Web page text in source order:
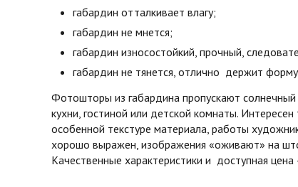
габардин отталкивает влагу;
габардин не мнется;
габардин износостойкий, прочный,
габардин не тянется, отлично держит
Фотошторы из габардина пропускают
кухни, гостиной или детской комнаты.
особенной текстуре материала, работы
хорошо выражен, изображения «оживают» на
Качественные характеристики и доступная